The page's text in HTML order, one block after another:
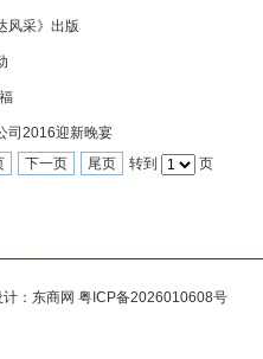
风采》出版
司2016迎新晚宴
下一页 尾页 转到 页
： 东商网 粤ICP备2026010608号